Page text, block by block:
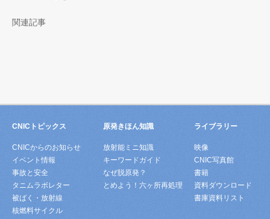
関連記事
CNICトピックス
CNICからのお知らせ
イベント情報
事故と安全
タニムラボレター
被ばく・放射線
核燃料サイクル
原発きほん知識
放射能ミニ知識
キーワードガイド
なぜ脱原発？
とめよう！六ヶ所再処理
ライブラリー
映像
CNIC写真館
書籍
資料ダウンロード
書庫資料リスト